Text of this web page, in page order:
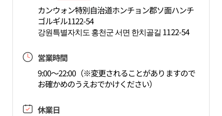
カンウォン特別自治道ホンチョン郡ソ面ハンチ
ゴルギル1122-54
강원특별자치도 홍천군 서면 한치골길 1122-54
営業時間
9:00～22:00（※変更されることがありますので
お確かめのうえおでかけください）
休業日